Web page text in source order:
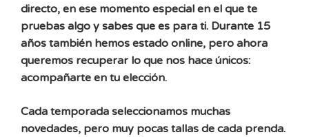
directo, en ese momento especial en el que te
pruebas algo y sabes que es para ti. Durante 15
años también hemos estado online, pero ahora
queremos recuperar lo que nos hace únicos:
acompañarte en tu elección.
Cada temporada seleccionamos muchas
novedades, pero muy pocas tallas de cada prenda.